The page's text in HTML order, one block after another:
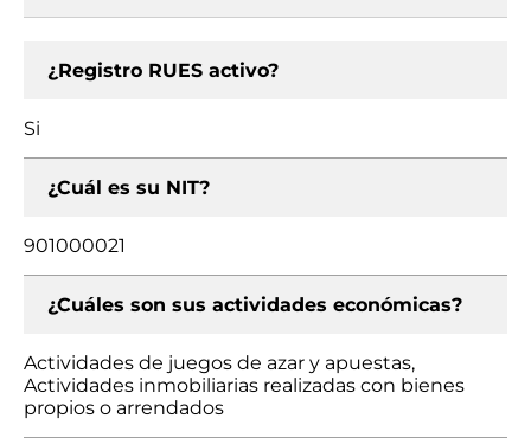
¿Registro RUES activo?
Si
¿Cuál es su NIT?
901000021
¿Cuáles son sus actividades económicas?
Actividades de juegos de azar y apuestas,
Actividades inmobiliarias realizadas con bienes
propios o arrendados